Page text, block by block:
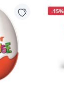
-15%